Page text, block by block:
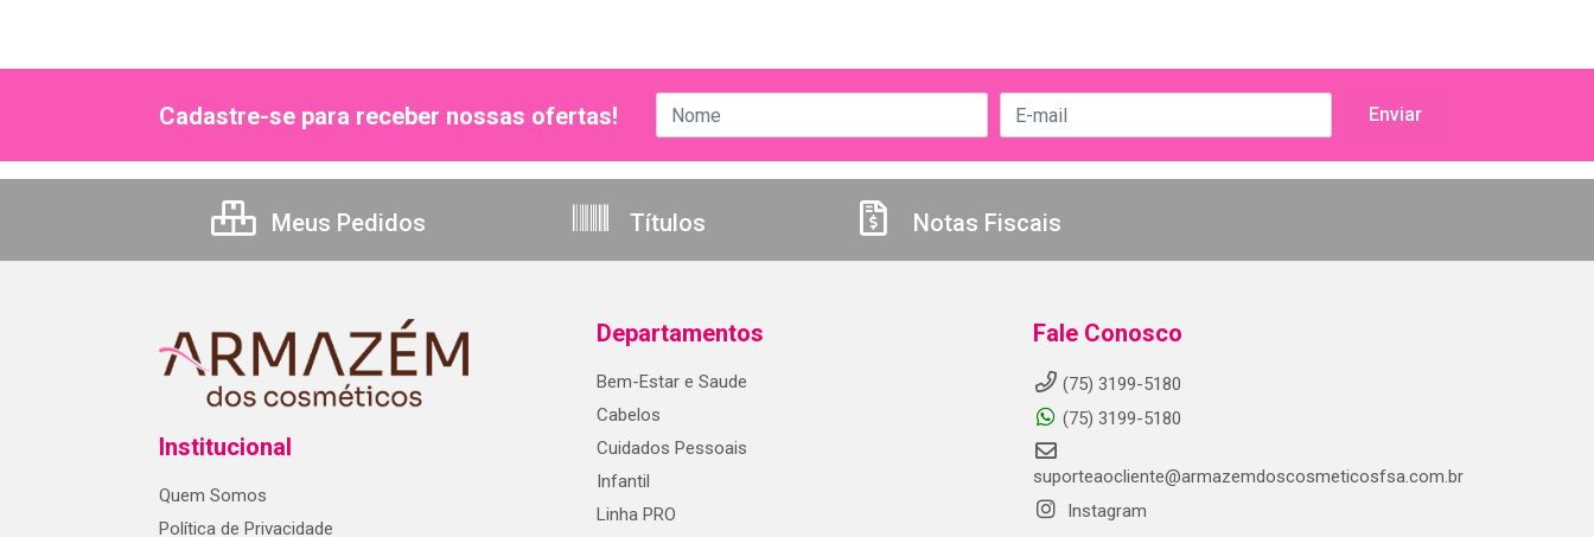
Cadastre-se para receber nossas ofertas!
Meus Pedidos Títulos Notas Fiscais
Institucional
Quem Somos
Política de Privacidade
Departamentos
Bem-Estar e Saude
Cabelos
Cuidados Pessoais
Infantil
Linha PRO
Fale Conosco
(75) 3199-5180
(75) 3199-5180
suporteaocliente@armazemdoscosmeticosfsa.com.br
Instagram